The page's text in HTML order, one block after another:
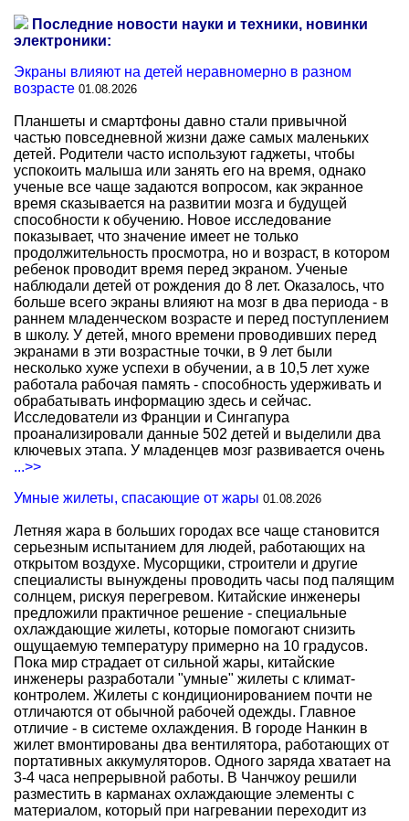
Последние новости науки и техники, новинки
электроники:
Экраны влияют на детей неравномерно в разном
возрасте 01.08.2026
Планшеты и смартфоны давно стали привычной
частью повседневной жизни даже самых маленьких
детей. Родители часто используют гаджеты, чтобы
успокоить малыша или занять его на время, однако
ученые все чаще задаются вопросом, как экранное
время сказывается на развитии мозга и будущей
способности к обучению. Новое исследование
показывает, что значение имеет не только
продолжительность просмотра, но и возраст, в котором
ребенок проводит время перед экраном. Ученые
наблюдали детей от рождения до 8 лет. Оказалось, что
больше всего экраны влияют на мозг в два периода - в
раннем младенческом возрасте и перед поступлением
в школу. У детей, много времени проводивших перед
экранами в эти возрастные точки, в 9 лет были
несколько хуже успехи в обучении, а в 10,5 лет хуже
работала рабочая память - способность удерживать и
обрабатывать информацию здесь и сейчас.
Исследователи из Франции и Сингапура
проанализировали данные 502 детей и выделили два
ключевых этапа. У младенцев мозг развивается очень
...>>
Умные жилеты, спасающие от жары 01.08.2026
Летняя жара в больших городах все чаще становится
серьезным испытанием для людей, работающих на
открытом воздухе. Мусорщики, строители и другие
специалисты вынуждены проводить часы под палящим
солнцем, рискуя перегревом. Китайские инженеры
предложили практичное решение - специальные
охлаждающие жилеты, которые помогают снизить
ощущаемую температуру примерно на 10 градусов.
Пока мир страдает от сильной жары, китайские
инженеры разработали "умные" жилеты с климат-
контролем. Жилеты с кондиционированием почти не
отличаются от обычной рабочей одежды. Главное
отличие - в системе охлаждения. В городе Нанкин в
жилет вмонтированы два вентилятора, работающих от
портативных аккумуляторов. Одного заряда хватает на
3-4 часа непрерывной работы. В Чанчжоу решили
разместить в карманах охлаждающие элементы с
материалом, который при нагревании переходит из